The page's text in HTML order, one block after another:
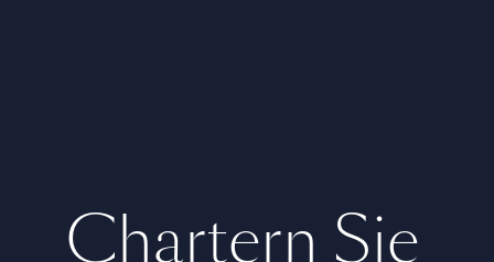
Chartern Sie